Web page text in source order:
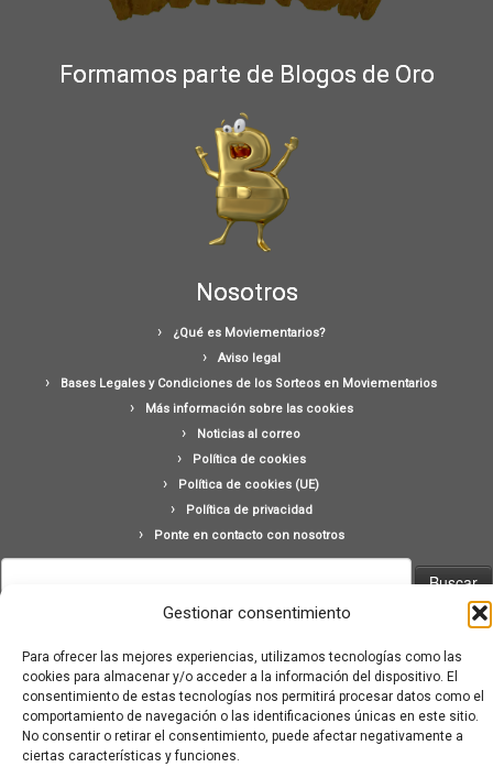
Gestionar consentimiento
Para ofrecer las mejores experiencias, utilizamos tecnologías como las
cookies para almacenar y/o acceder a la información del dispositivo. El
consentimiento de estas tecnologías nos permitirá procesar datos como el
comportamiento de navegación o las identificaciones únicas en este sitio.
No consentir o retirar el consentimiento, puede afectar negativamente a
ciertas características y funciones.
Formamos parte de Blogos de Oro
Nosotros
¿Qué es Moviementarios?
Aviso legal
Bases Legales y Condiciones de los Sorteos en Moviementarios
Más información sobre las cookies
Noticias al correo
Política de cookies
Política de cookies (UE)
Política de privacidad
Ponte en contacto con nosotros
·© 2026 Moviementarios·Funciona con
·
Diseñado con el
Tema Customizr